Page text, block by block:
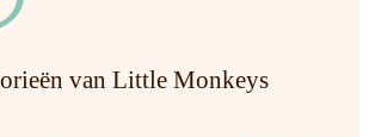
van Little Monkeys